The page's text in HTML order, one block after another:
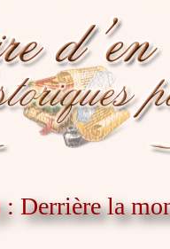
Derrière la